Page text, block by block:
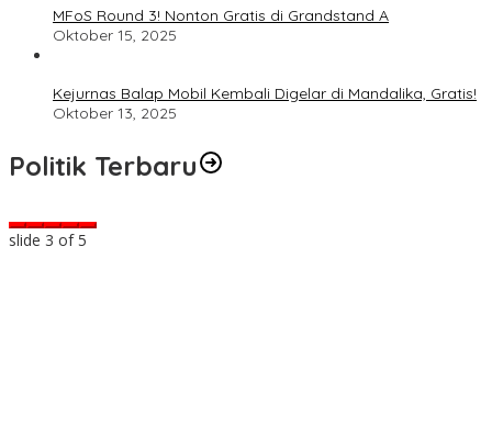
MFoS Round 3! Nonton Gratis di Grandstand A
Oktober 15, 2025
Kejurnas Balap Mobil Kembali Digelar di Mandalika, Gratis!
Oktober 13, 2025
Politik Terbaru
slide 4 of 5